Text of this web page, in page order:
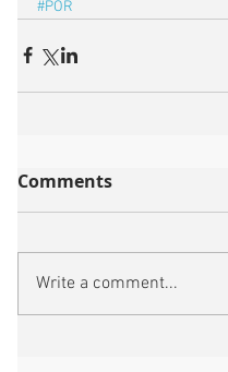
#POR
Comments
Write a comment...